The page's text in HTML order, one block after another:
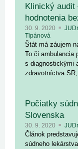
Klinický audit
hodnotenia
30. 9. 2020
Tipánová
Štát má záujem
To či ambulancia
s diagnostickými
zdravotníctva
Počiatky
Slovenska
30. 9. 2020
Článok
súdneho